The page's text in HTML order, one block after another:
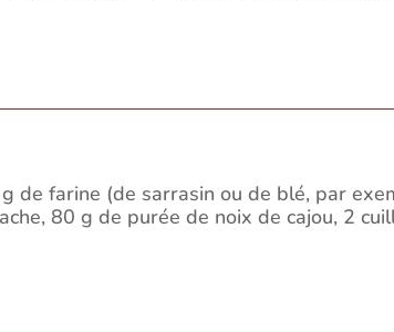
de farine (de sarrasin ou de blé, par
80 g de purée de noix de cajou, 2